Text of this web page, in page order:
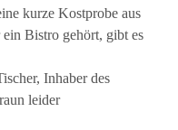
kurze Kostprobe aus
Bistro gehört, gibt es
Inhaber des
leider